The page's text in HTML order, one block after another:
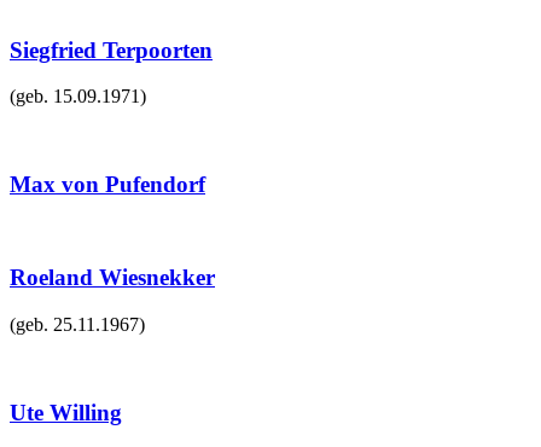
Siegfried Terpoorten
(geb. 15.09.1971)
Max von Pufendorf
Roeland Wiesnekker
(geb. 25.11.1967)
Ute Willing